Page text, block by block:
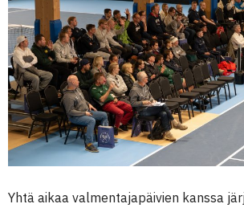
Yhtä aikaa valmentajapäivien kanssa